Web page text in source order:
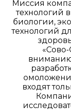
Миссия
технологий
биологии,
технологий
входят